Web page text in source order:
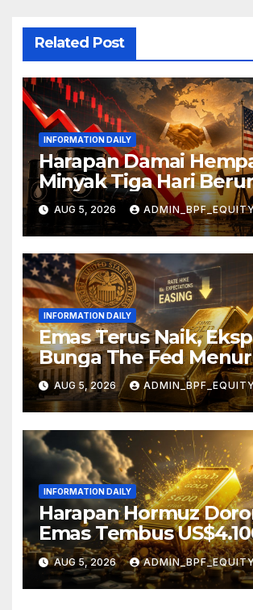
Related Post
INFORMATION DAILY
Harapan Damai
Minyak Tiga Hari
AUG 5, 2026
INFORMATION DAILY
Emas Terus Naik,
Bunga The Fed
AUG 5, 2026
INFORMATION DAILY
Harapan Hormuz
Emas Tembus
AUG 5, 2026